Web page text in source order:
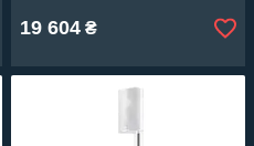
19 604 ₴